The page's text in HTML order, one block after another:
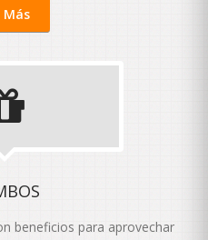
Más
beneficios para aprovechar